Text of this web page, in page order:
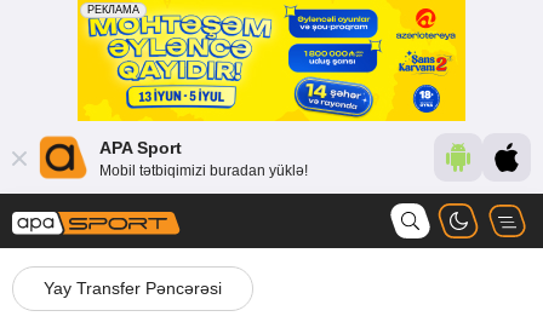
APA Sport
Mobil tətbiqimizi buradan yüklə!
Yay Transfer Pəncərəsi